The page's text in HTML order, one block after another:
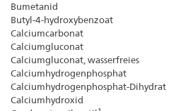
Bumetanid
Butyl-4-hydroxybenzoat
Calciumcarbonat
Calciumgluconat
Calciumgluconat, wasserfreies
Calciumhydrogenphosphat
Calciumhydrogenphosphat-Dihydrat
Calciumhydroxid